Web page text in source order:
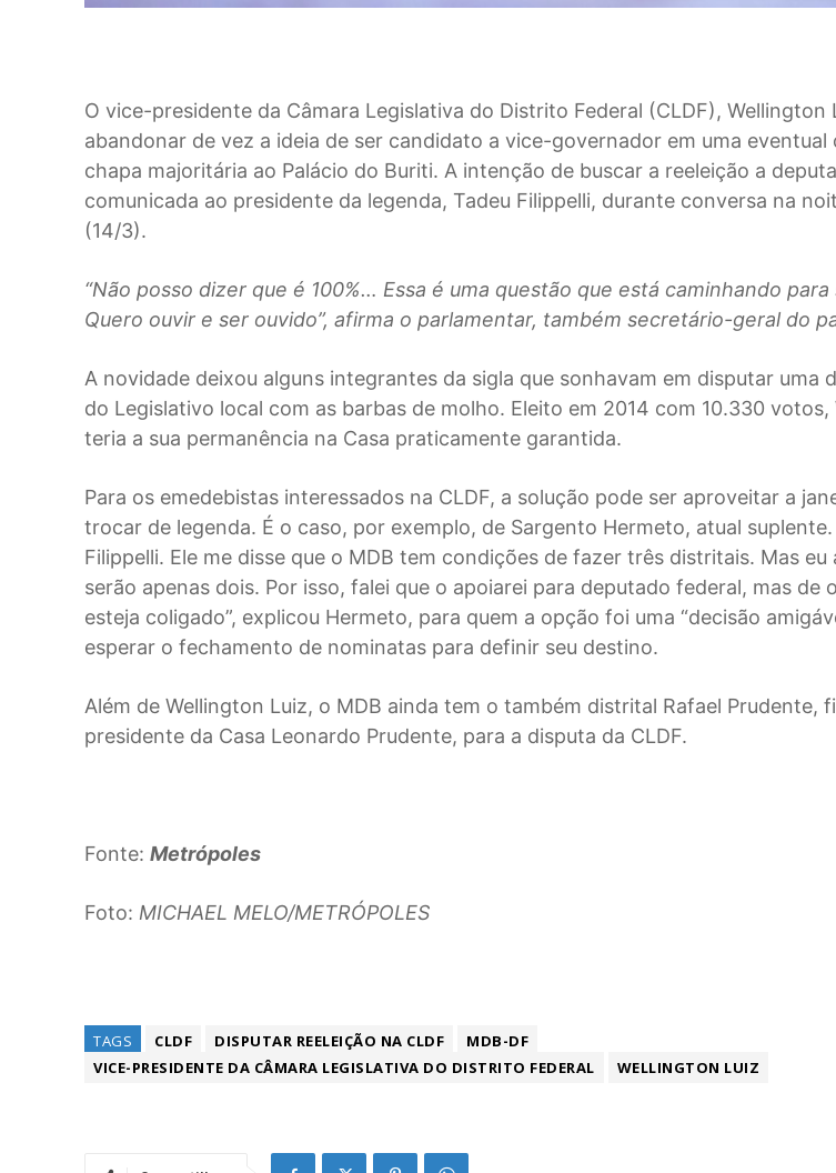
O vice-presidente da Câmara Legislativa do Distrito Federal (CLDF), Wellington
abandonar de vez a ideia de ser candidato a vice-governador em uma eventual
chapa majoritária ao Palácio do Buriti. A intenção de buscar a reeleição a
comunicada ao presidente da legenda, Tadeu Filippelli, durante conversa na
(14/3).
“Não posso dizer que é 100%… Essa é uma questão que está caminhando
Quero ouvir e ser ouvido”, afirma o parlamentar, também secretário-geral do
A novidade deixou alguns integrantes da sigla que sonhavam em disputar uma
do Legislativo local com as barbas de molho. Eleito em 2014 com 10.330 votos,
teria a sua permanência na Casa praticamente garantida.
Para os emedebistas interessados na CLDF, a solução pode ser aproveitar a
trocar de legenda. É o caso, por exemplo, de Sargento Hermeto, atual suplente.
Filippelli. Ele me disse que o MDB tem condições de fazer três distritais. Mas eu
serão apenas dois. Por isso, falei que o apoiarei para deputado federal, mas de
esteja coligado”, explicou Hermeto, para quem a opção foi uma “decisão
esperar o fechamento de nominatas para definir seu destino.
Além de Wellington Luiz, o MDB ainda tem o também distrital Rafael Prudente,
presidente da Casa Leonardo Prudente, para a disputa da CLDF.
Fonte: Metrópoles
Foto: MICHAEL MELO/METRÓPOLES
TAGS CLDF DISPUTAR REELEIÇÃO NA CLDF
MDB-DF
VICE-PRESIDENTE DA CÂMARA LEGISLATIVA DO DISTRITO FEDERAL
WELLINGTON LUIZ